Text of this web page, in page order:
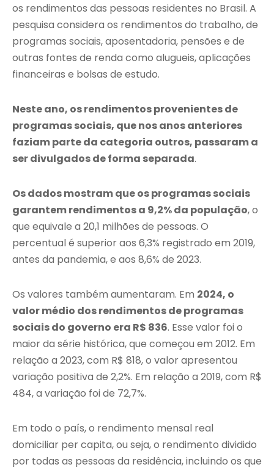
os rendimentos das pessoas residentes no Brasil. A
pesquisa considera os rendimentos do trabalho, de
programas sociais, aposentadoria, pensões e de
outras fontes de renda como alugueis, aplicações
financeiras e bolsas de estudo.
Neste ano, os rendimentos provenientes de
programas sociais, que nos anos anteriores
faziam parte da categoria outros, passaram a
ser divulgados de forma separada.
Os dados mostram que os programas sociais
garantem rendimentos a 9,2% da população, o
que equivale a 20,1 milhões de pessoas. O
percentual é superior aos 6,3% registrado em 2019,
antes da pandemia, e aos 8,6% de 2023.
Os valores também aumentaram. Em 2024, o
valor médio dos rendimentos de programas
sociais do governo era R$ 836. Esse valor foi o
maior da série histórica, que começou em 2012. Em
relação a 2023, com R$ 818, o valor apresentou
variação positiva de 2,2%. Em relação a 2019, com R$
484, a variação foi de 72,7%.
Em todo o país, o rendimento mensal real
domiciliar per capita, ou seja, o rendimento dividido
por todas as pessoas da residência, incluindo os que